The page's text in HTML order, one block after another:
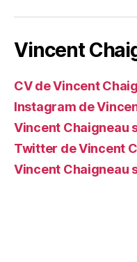
Vincent
CV de Vincent
Instagram de
Vincent Chaigneau
Twitter de Vincent
Vincent Chaigneau